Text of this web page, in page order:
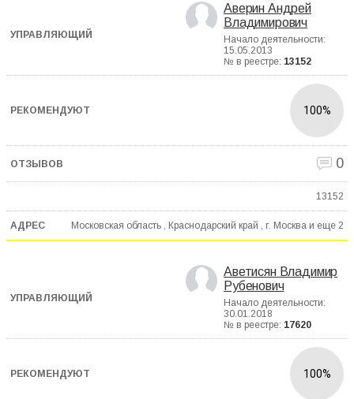
Аверин Андрей
Владимирович
Начало деятельности:
15.05.2013
№ в реестре: 13152
100%
0
13152
Московская область , Краснодарский край , г. Москва и еще 2
Аветисян Владимир
Рубенович
Начало деятельности:
30.01.2018
№ в реестре: 17620
100%